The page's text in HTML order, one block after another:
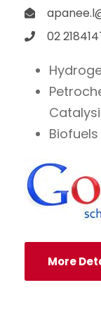
02
Biofuels
More